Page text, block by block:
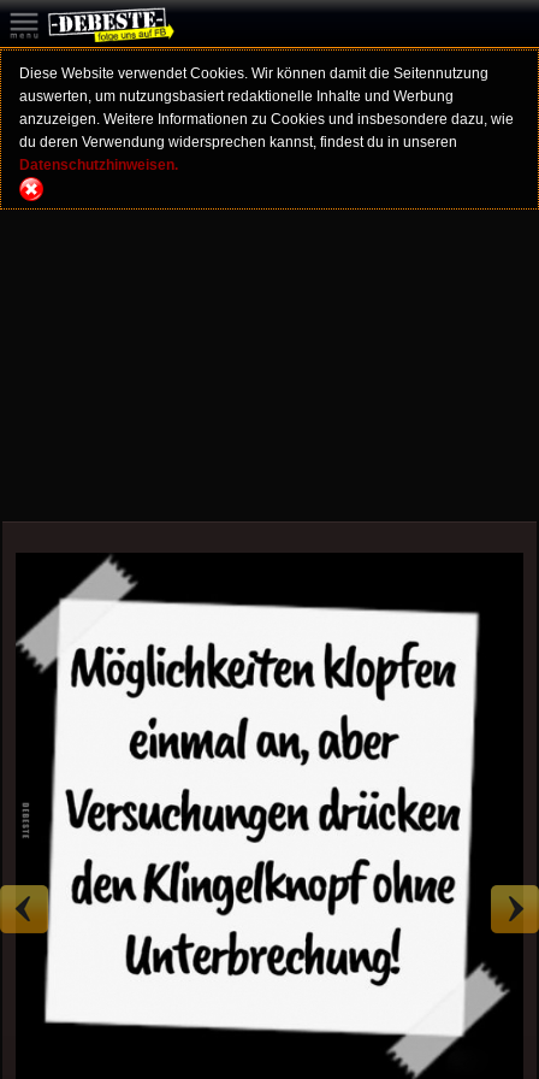
Diese Website verwendet Cookies. Wir können damit die Seitennutzung
auswerten, um nutzungsbasiert redaktionelle Inhalte und Werbung
anzuzeigen. Weitere Informationen zu Cookies und insbesondere dazu, wie
du deren Verwendung widersprechen kannst, findest du in unseren
Datenschutzhinweisen.